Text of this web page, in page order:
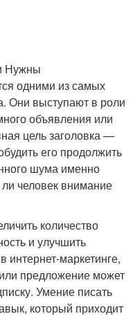
Нужны
одними из самых
Они выступают в роли
объявления или
цель заголовка —
его продолжить
шума именно
человек внимание
количество
и улучшить
маркетинге,
предложение может
Умение писать
который приходит